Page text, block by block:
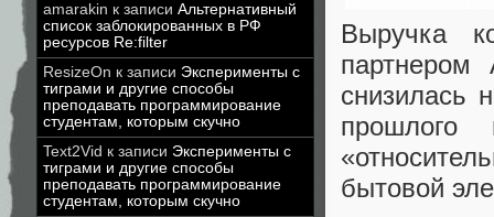
amarakin к записи Альтернативный
список заблокированных в РФ
ресурсов Re:filter
ResizeOn к записи Эксперименты с
тиграми и другие способы
преподавать программирование
студентам, которым скучно
Text2Vid к записи Эксперименты с
тиграми и другие способы
преподавать программирование
студентам, которым скучно
Выручка
снизилась
бытовой